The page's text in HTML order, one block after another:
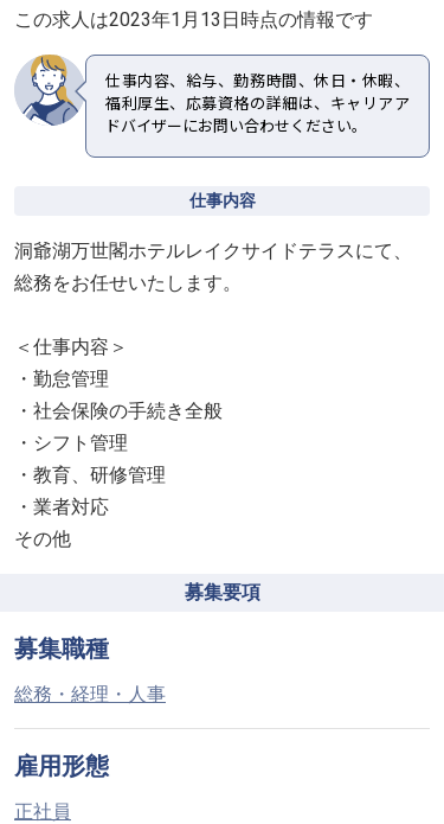
この求人は2023年1月13日時点の情報です
仕事内容、給与、勤務時間、休日・休暇、
福利厚生、応募資格の詳細は、キャリアア
ドバイザーにお問い合わせください。
仕事内容
洞爺湖万世閣ホテルレイクサイドテラスにて、
総務をお任せいたします。
＜仕事内容＞
・勤怠管理
・社会保険の手続き全般
・シフト管理
・教育、研修管理
・業者対応
その他
募集要項
募集職種
総務・経理・人事
雇用形態
正社員